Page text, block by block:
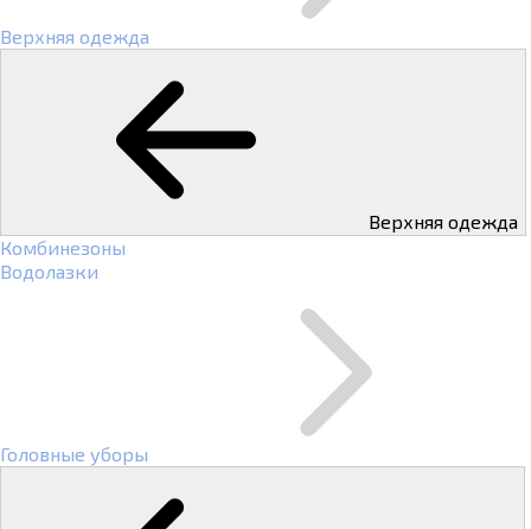
Верхняя одежда
Верхняя одежда
Комбинезоны
Водолазки
Головные уборы